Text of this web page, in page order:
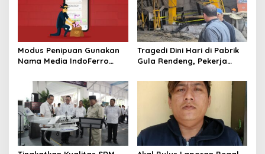
Modus Penipuan Gunakan
Nama Media IndoFerro
Waspadalah!
Tragedi Dini Hari di Pabrik
Gula Rendeng, Pekerja
Pengangkat Tebu